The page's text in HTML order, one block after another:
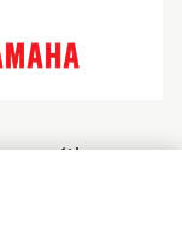
neumáticas y
de defensa y